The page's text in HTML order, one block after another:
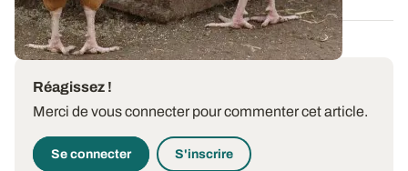
Réagissez !
Merci de vous connecter pour commenter cet article.
Se connecter S'inscrire